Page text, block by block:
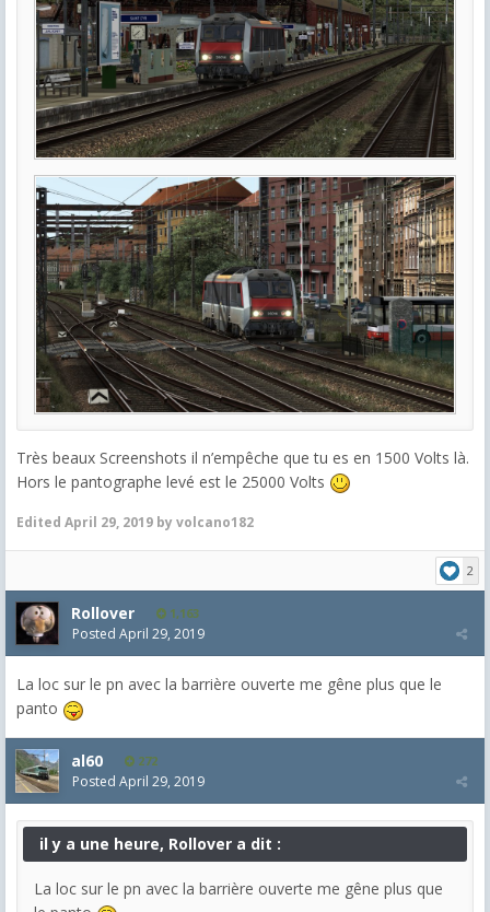
Très beaux Screenshots il n’empêche que tu es en 1500 Volts là.
Hors le pantographe levé est le 25000 Volts
Edited April 29, 2019 by volcano182
2
Rollover 1,163
Posted April 29, 2019
La loc sur le pn avec la barrière ouverte me gêne plus que le
panto
al60 272
Posted April 29, 2019
il y a une heure, Rollover a dit :
La loc sur le pn avec la barrière ouverte me gêne plus que